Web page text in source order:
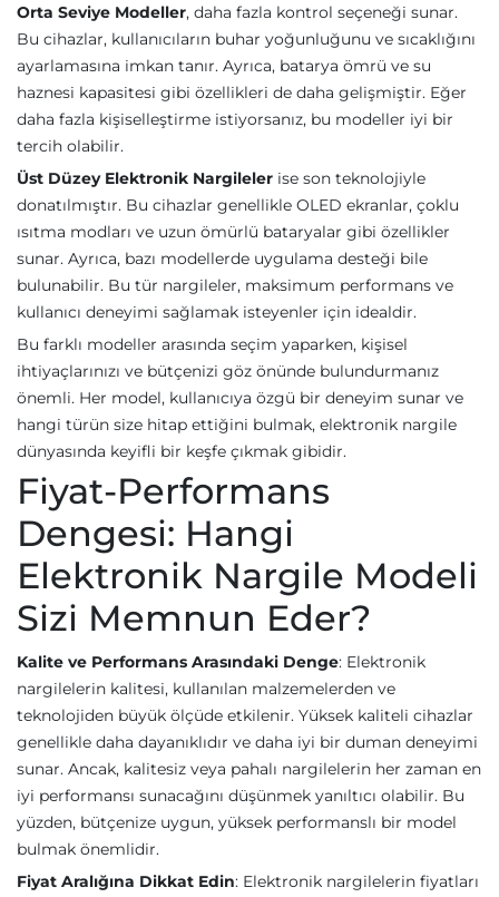
Orta Seviye Modeller, daha fazla kontrol seçeneği sunar.
Bu cihazlar, kullanıcıların buhar yoğunluğunu ve sıcaklığını
ayarlamasına imkan tanır. Ayrıca, batarya ömrü ve su
haznesi kapasitesi gibi özellikleri de daha gelişmiştir. Eğer
daha fazla kişiselleştirme istiyorsanız, bu modeller iyi bir
tercih olabilir.
Üst Düzey Elektronik Nargileler ise son teknolojiyle
donatılmıştır. Bu cihazlar genellikle OLED ekranlar, çoklu
ısıtma modları ve uzun ömürlü bataryalar gibi özellikler
sunar. Ayrıca, bazı modellerde uygulama desteği bile
bulunabilir. Bu tür nargileler, maksimum performans ve
kullanıcı deneyimi sağlamak isteyenler için idealdir.
Bu farklı modeller arasında seçim yaparken, kişisel
ihtiyaçlarınızı ve bütçenizi göz önünde bulundurmanız
önemli. Her model, kullanıcıya özgü bir deneyim sunar ve
hangi türün size hitap ettiğini bulmak, elektronik nargile
dünyasında keyifli bir keşfe çıkmak gibidir.
Fiyat-Performans
Dengesi: Hangi
Elektronik Nargile Modeli
Sizi Memnun Eder?
Kalite ve Performans Arasındaki Denge: Elektronik
nargilelerin kalitesi, kullanılan malzemelerden ve
teknolojiden büyük ölçüde etkilenir. Yüksek kaliteli cihazlar
genellikle daha dayanıklıdır ve daha iyi bir duman deneyimi
sunar. Ancak, kalitesiz veya pahalı nargilelerin her zaman en
iyi performansı sunacağını düşünmek yanıltıcı olabilir. Bu
yüzden, bütçenize uygun, yüksek performanslı bir model
bulmak önemlidir.
Fiyat Aralığına Dikkat Edin: Elektronik nargilelerin fiyatları